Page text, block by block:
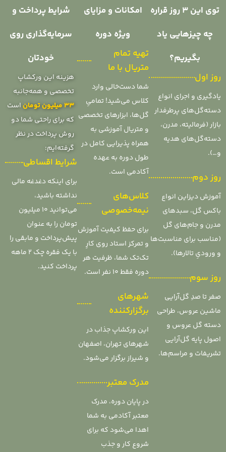
توی این ۳ روز قراره
چه چیزهایی یاد
بگیریم؟
روز اول
یادگیری و اجرای انواع
دسته‌گل‌های پرطرفدار
بازار (فرمالیته، مدرن،
دسته‌گل‌های هدیه
و…).
روز دوم
آموزش دیزاین انواع
باکس گل، سبدهای
مدرن و جام‌های گل
(مناسب برای مناسبت‌ها
و ورودیِ تالارها).
روز سوم
صفر تا صدِ گل‌آرایی
ماشین عروس، طراحی
دسته گل عروس و
اصول پایه گل‌آرایی
تشریفات و مراسم‌ها.
امکانات و مزایای
ویژه دوره
تهیه تمام
متریال با ما
شما دست‌خالی وارد
کلاس می‌شید! تمامیِ
گل‌ها، ابزارهای تخصصی
و متریال آموزشی به
همراه پذیرایی کامل در
طول دوره به عهده
آکادمی است.
کلاس‌های
نیمه‌خصوصی
برای حفظ کیفیت آموزش
و تمرکز استاد روی کارِ
تک‌تک شما، ظرفیت هر
دوره فقط ۱۰ نفر است.
شهرهای
برگزارکننده
این ورکشاپ جذاب در
شهرهای تهران، اصفهان
و شیراز برگزار می‌شود.
مدرک معتبر
در پایان دوره، مدرک
معتبر آکادمی به شما
اهدا می‌شود که برای
شروع کار و جذب
شرایط پرداخت و
سرمایه‌گذاری روی
خودتان
هزینه این ورکشاپ
تخصصی و همه‌جانبه
33 میلیون تومان
است
که برای راحتی شما دو
روش پرداخت در نظر
گرفته‌ایم:
شرایط اقساطی
برای اینکه دغدغه مالی
نداشته باشید،
می‌توانید 10 میلیون
تومان را به عنوان
پیش‌پرداخت و مابقی را
با یک فقره چک ۲ ماهه
پرداخت کنید.